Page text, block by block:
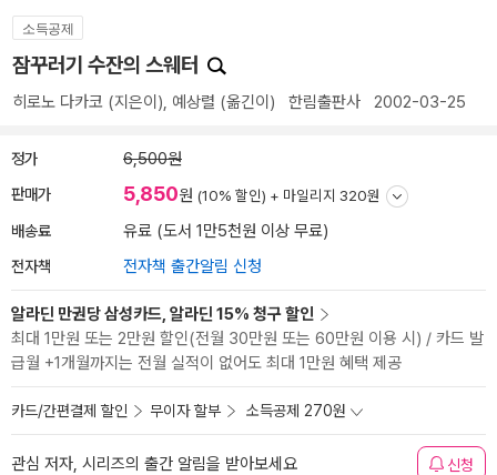
소득공제
잠꾸러기 수잔의 스웨터
히로노 다카코 (지은이), 예상렬 (옮긴이) 한림출판사 2002-03-25
정가 6,500원
판매가 5,850원 (10% 할인) + 마일리지 320원
배송료 유료 (도서 1만5천원 이상 무료)
전자책 전자책 출간알림 신청
알라딘 만권당 삼성카드, 알라딘 15% 청구 할인
최대 1만원 또는 2만원 할인(전월 30만원 또는 60만원 이용 시) / 카드 발
급월 +1개월까지는 전월 실적이 없어도 최대 1만원 혜택 제공
카드/간편결제 할인 무이자 할부 소득공제 270원
관심 저자, 시리즈의 출간 알림을 받아보세요 신청